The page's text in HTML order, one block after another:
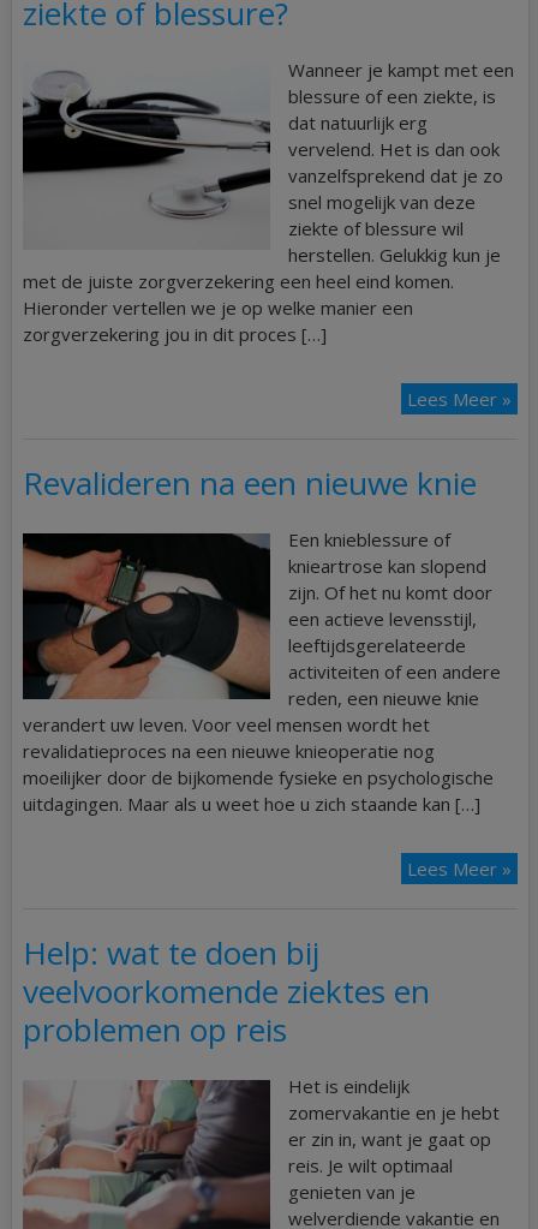
ziekte of blessure?
Wanneer je kampt met een
blessure of een ziekte, is
dat natuurlijk erg
vervelend. Het is dan ook
vanzelfsprekend dat je zo
snel mogelijk van deze
ziekte of blessure wil
herstellen. Gelukkig kun je
met de juiste zorgverzekering een heel eind komen.
Hieronder vertellen we je op welke manier een
zorgverzekering jou in dit proces […]
Lees Meer »
Revalideren na een nieuwe knie
Een knieblessure of
knieartrose kan slopend
zijn. Of het nu komt door
een actieve levensstijl,
leeftijdsgerelateerde
activiteiten of een andere
reden, een nieuwe knie
verandert uw leven. Voor veel mensen wordt het
revalidatieproces na een nieuwe knieoperatie nog
moeilijker door de bijkomende fysieke en psychologische
uitdagingen. Maar als u weet hoe u zich staande kan […]
Lees Meer »
Help: wat te doen bij
veelvoorkomende ziektes en
problemen op reis
Het is eindelijk
zomervakantie en je hebt
er zin in, want je gaat op
reis. Je wilt optimaal
genieten van je
welverdiende vakantie en